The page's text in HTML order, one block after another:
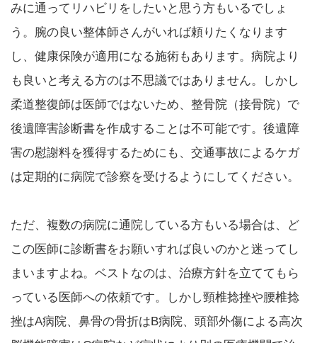
みに通ってリハビリをしたいと思う方もいるでしょ
う。腕の良い整体師さんがいれば頼りたくなります
し、健康保険が適用になる施術もあります。病院より
も良いと考える方のは不思議ではありません。しかし
柔道整復師は医師ではないため、整骨院（接骨院）で
後遺障害診断書を作成することは不可能です。後遺障
害の慰謝料を獲得するためにも、交通事故によるケガ
は定期的に病院で診察を受けるようにしてください。
ただ、複数の病院に通院している方もいる場合は、ど
この医師に診断書をお願いすれば良いのかと迷ってし
まいますよね。ベストなのは、治療方針を立ててもら
っている医師への依頼です。しかし頸椎捻挫や腰椎捻
挫はA病院、鼻骨の骨折はB病院、頭部外傷による高次